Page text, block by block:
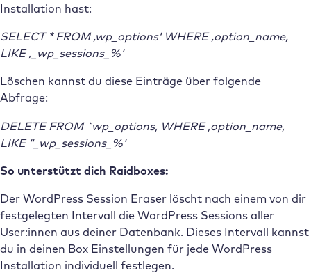
Installation hast:
SELECT * FROM ‚wp_options‘ WHERE ‚option_name‚
LIKE ‚_wp_sessions_%‘
Löschen kannst du diese Einträge über folgende
Abfrage:
DELETE FROM `wp_options‚ WHERE‚option_name‚
LIKE “_wp_sessions_%‘
So unterstützt dich Raidboxes:
Der WordPress Session Eraser löscht nach einem von dir
festgelegten Intervall die WordPress Sessions aller
User:innen aus deiner Datenbank. Dieses Intervall kannst
du in deinen Box Einstellungen für jede WordPress
Installation individuell festlegen.